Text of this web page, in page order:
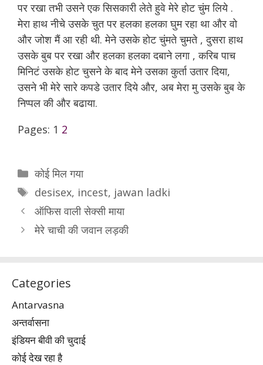
पर रखा तभी उसने एक सिसकारी लेते हुवे मेरे होट चुंम लिये .
मेरा हाथ नीचे उसके चुत पर हलका हलका घुम रहा था और वो
और जोश मैं आ रही थी. मेने उसके होट चुंमते चुमते , दुसरा हाथ
उसके बुब पर रखा और हलका हलका दबाने लगा , करिब पाच
मिनिटं उसके होट चुसने के बाद मेने उसका कुर्ता उतार दिया,
उसने भी मेरे सारे कपडे उतार दिये और, अब मेरा मु उसके बुब के
निप्पल की और बढाया.
Pages: 1 2
Categories
कोई मिल गया
Tags
desisex, incest, jawan ladki
ऑफिस वाली सेक्सी माया
मेरे चाची की जवान लड़की
Categories
Antarvasna
अन्तर्वासना
इंडियन बीवी की चुदाई
कोई देख रहा है